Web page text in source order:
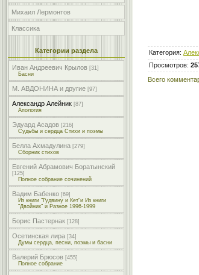
Михаил Лермонтов
Классика
Категории раздела
Иван Андреевич Крылов [31]
Басни
М. АВДОНИНА и другие [97]
Александр Алейник [87]
Апология
Эдуард Асадов [216]
Судьбы и сердца Стихи и поэмы
Белла Ахмадулина [279]
Сборник стихов
Евгений Абрамович Боратынский
[125]
Полное собрание сочинений
Вадим Бабенко [69]
Из книги "Гудвину и Кет"и Из книги
"Двойник" и Разное 1996-1999
Борис Пастернак [128]
Осетинская лира [34]
Думы сердца, песни, поэмы и басни
Валерий Брюсов [455]
Полное собрание
Категория:
Просмотров:
Всего